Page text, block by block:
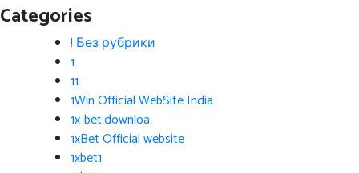
Categories
! Без рубрики
1
11
1Win Official WebSite India
1x-bet.downloa
1xBet Official website
1xbet1